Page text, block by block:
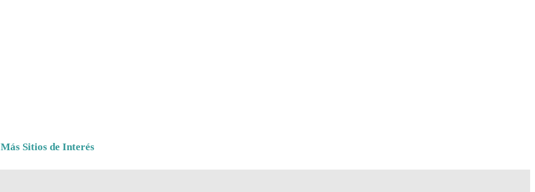
Más Sitios de Interés